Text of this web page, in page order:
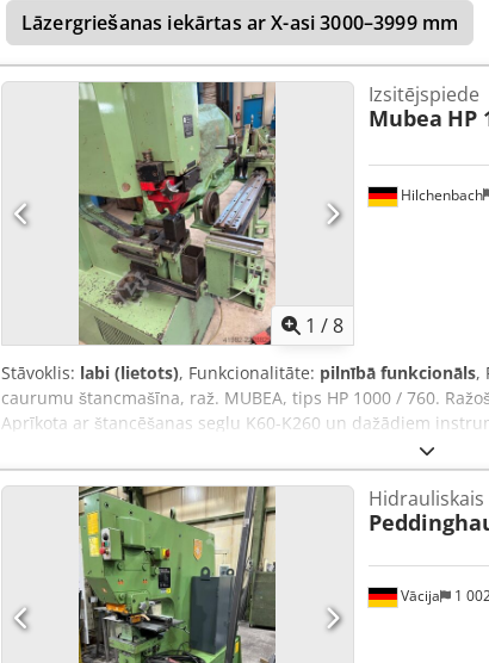
Instrumenti: ietver instrumentus Programmatūra: Linea 5 /
garums: 2 500 mm Metāla platums: 1 270 mm Lokšņu
mm Sagataves svars: 150 kg Izmēri: G 6 080 x P 5 120 x A 2
Lietuva Var izmēģināt: Jā Ja ir kādi jautājumi, mēs ar prieku
Lāzergriešanas iekārtas ar X-asi 3000–3999 mm
1 /8
Hilchenbach
Izsitējspiede
Mubea HP
Stāvoklis: labi (lietots), Funkcionalitāte: pilnībā funkcionāls,
caurumu štancmašīna, raž. MUBEA, tips HP 1000 / 760.
Aprīkota ar štancēšanas seglu K60-K260 un dažādiem
štancēšanas ierīci (4 m vadotne), grozāma un ar digitālo
(G x P x A): 1930 x 780 x 1980 mm. Izliekums: 760 mm.
Gājiens: 0–70 gājieni/min. Pilnas amplitūdas gājieni: 11
kg / 3600 kg. Lietota, darba kārtībā. Credpfx Aezkg Slom Esf
Vācija 1